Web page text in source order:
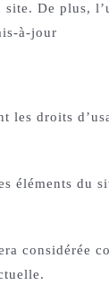
De plus,
à-jour
droits
éléments du
considérée